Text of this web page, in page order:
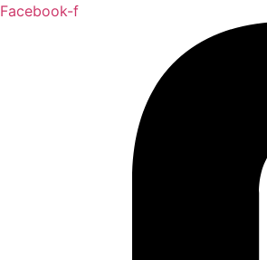
Facebook-f